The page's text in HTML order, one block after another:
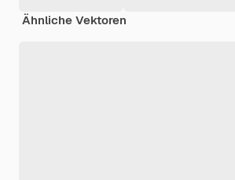
Ähnliche Vektoren